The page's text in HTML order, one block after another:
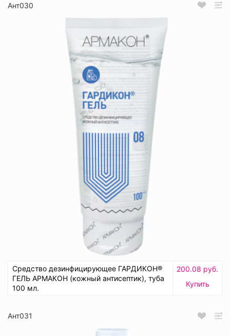
Ант030
Средство дезинфицирующее ГАРДИКОН®
ГЕЛЬ АРМАКОН (кожный антисептик), туба
100 мл.
200.08 руб.
Купить
Ант031